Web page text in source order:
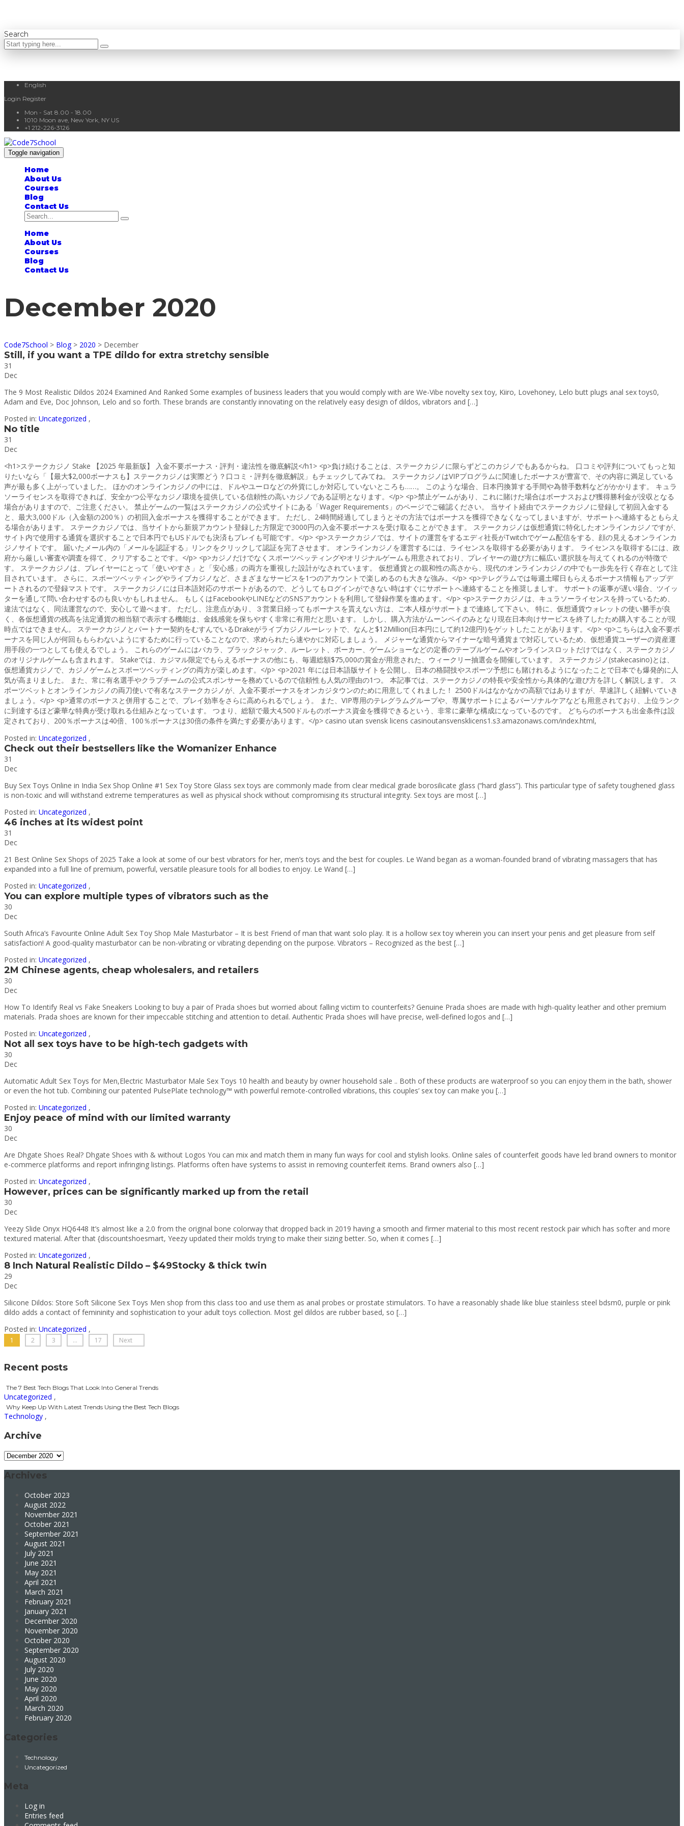
Search
English
Login Register
Mon - Sat 8.00 - 18.00
1010 Moon ave, New York, NY US
+1 212-226-3126
Toggle navigation
Home
About Us
Courses
Blog
Contact Us
Home
About Us
Courses
Blog
Contact Us
December 2020
Code7School > Blog> 2020 > December
Still, if you want a TPE dildo for extra stretchy sensible
31
Dec
The 9 Most Realistic Dildos 2024 Examined And Ranked Some examples of business leaders that you would comply with are We-Vibe novelty sex toy, Kiiro, Lovehoney, Lelo butt plugs anal sex toys0,
Adam and Eve, Doc Johnson, Lelo and so forth. These brands are constantly innovating on the relatively easy design of dildos, vibrators and […]
Posted in: Uncategorized ,
No title
31
Dec
<h1>ステークカジノ Stake 【2025 年最新版】 入金不要ボーナス・評判・違法性を徹底解説</h1> <p>負け続けることは、ステークカジノに限らずどこのカジノでもあるからね。 口コミや評判についてもっと知
りたいなら「【最大$2,000ボーナスも】ステークカジノは実際どう？口コミ・評判を徹底解説」もチェックしてみてね。 ステークカジノはVIPプログラムに関連したボーナスが豊富で、その内容に満足している
声が最も多く上がっていました。 ほかのオンラインカジノの中には、ドルやユーロなどの外貨にしか対応していないところも……。 このような場合、日本円換算する手間や為替手数料などがかかります。 キュラ
ソーライセンスを取得できれば、安全かつ公平なカジノ環境を提供している信頼性の高いカジノである証明となります。</p> <p>禁止ゲームがあり、これに賭けた場合はボーナスおよび獲得勝利金が没収となる
場合がありますので、ご注意ください。 禁止ゲームの一覧はステークカジノの公式サイトにある「Wager Requirements」のページでご確認ください。 当サイト経由でステークカジノに登録して初回入金する
と、最大3,000ドル（入金額の200％）の初回入金ボーナスを獲得することができます。 ただし、24時間経過してしまうとその方法ではボーナスを獲得できなくなってしまいますが、サポートへ連絡するともらえ
る場合があります。 ステークカジノでは、当サイトから新規アカウント登録した方限定で3000円の入金不要ボーナスを受け取ることができます。 ステークカジノは仮想通貨に特化したオンラインカジノですが、
サイト内で使用する通貨を選択することで日本円でもUSドルでも決済もプレイも可能です。</p> <p>ステークカジノでは、サイトの運営をするエディ社長がTwitchでゲーム配信をする、顔の見えるオンラインカ
ジノサイトです。 届いたメール内の「メールを認証する」リンクをクリックして認証を完了させます。 オンラインカジノを運営するには、ライセンスを取得する必要があります。 ライセンスを取得するには、政
府から厳しい審査や調査を得て、クリアすることです。</p> <p>カジノだけでなくスポーツベッティングやオリジナルゲームも用意されており、プレイヤーの遊び方に幅広い選択肢を与えてくれるのが特徴で
す。 ステークカジノは、プレイヤーにとって「使いやすさ」と「安心感」の両方を重視した設計がなされています。 仮想通貨との親和性の高さから、現代のオンラインカジノの中でも一歩先を行く存在として注
目されています。 さらに、スポーツベッティングやライブカジノなど、さまざまなサービスを1つのアカウントで楽しめるのも大きな強み。</p> <p>テレグラムでは毎週土曜日もらえるボーナス情報もアップデ
ートされるので登録マストです。 ステークカジノには日本語対応のサポートがあるので、どうしてもログインができない時はすぐにサポートへ連絡することを推奨しましす。 サポートの返事が遅い場合、ツイッ
ターを通して問い合わせするのも良いかもしれません。 もしくはFacebookやLINEなどのSNSアカウントを利用して登録作業を進めます。</p> <p>ステークカジノは、キュラソーライセンスを持っているため、
違法ではなく、同法運営なので、安心して遊べます。 ただし、注意点があり、３営業日経ってもボーナスを貰えない方は、ご本人様がサポートまで連絡して下さい。 特に、仮想通貨ウォレットの使い勝手が良
く、各仮想通貨の残高を法定通貨の相当額で表示する機能は、金銭感覚を保ちやすく非常に有用だと思います。 しかし、購入方法がムーンペイのみとなり現在日本向けサービスを終了したため購入することが現
時点ではできません。 ステークカジノとパートナー契約をむすんでいるDrakeがライブカジノルーレットで、なんと$12Million(日本円にして約12億円!)をゲットしたことがあります。</p> <p>こちらは入金不要ボ
ーナスを同じ人が何回ももらわないようにするために行っていることなので、求められたら速やかに対応しましょう。 メジャーな通貨からマイナーな暗号通貨まで対応しているため、仮想通貨ユーザーの資産運
用手段の一つとしても使えるでしょう。 これらのゲームにはバカラ、ブラックジャック、ルーレット、ポーカー、ゲームショーなどの定番のテーブルゲームやオンラインスロットだけではなく、ステークカジノ
のオリジナルゲームも含まれます。 Stakeでは、カジマル限定でもらえるボーナスの他にも、毎週総額$75,000の賞金が用意された、ウィークリー抽選会を開催しています。 ステークカジノ(stakecasino)とは、
仮想通貨カジノで、カジノゲームとスポーツベッティングの両方が楽しめます。</p> <p>2021 年には日本語版サイトを公開し、日本の格闘技やスポーツ予想にも賭けれるようになったことで日本でも爆発的に人
気が高まりました。 また、常に有名選手やクラブチームの公式スポンサーを務めているので信頼性も人気の理由の1つ。 本記事では、ステークカジノの特長や安全性から具体的な遊び方を詳しく解説します。 ス
ポーツベットとオンラインカジノの両刀使いで有名なステークカジノが、入金不要ボーナスをオンカジタウンのために用意してくれました！ 2500ドルはなかなかの高額ではありますが、早速詳しく紐解いていき
ましょう。</p> <p>通常のボーナスと併用することで、プレイ効率をさらに高められるでしょう。 また、VIP専用のテレグラムグループや、専属サポートによるパーソナルケアなども用意されており、上位ランク
に到達するほど豪華な特典が受け取れる仕組みとなっています。 つまり、総額で最大4,500ドルものボーナス資金を獲得できるという、非常に豪華な構成になっているのです。 どちらのボーナスも出金条件は設
定されており、200％ボーナスは40倍、100％ボーナスは30倍の条件を満たす必要があります。</p> casino utan svensk licens casinoutansvensklicens1.s3.amazonaws.com/index.html,
Posted in: Uncategorized ,
Check out their bestsellers like the Womanizer Enhance
31
Dec
Buy Sex Toys Online in India Sex Shop Online #1 Sex Toy Store Glass sex toys are commonly made from clear medical grade borosilicate glass (“hard glass”). This particular type of safety toughened glass
is non-toxic and will withstand extreme temperatures as well as physical shock without compromising its structural integrity. Sex toys are most […]
Posted in: Uncategorized ,
46 inches at its widest point
31
Dec
21 Best Online Sex Shops of 2025 Take a look at some of our best vibrators for her, men’s toys and the best for couples. Le Wand began as a woman-founded brand of vibrating massagers that has
expanded into a full line of premium, powerful, versatile pleasure tools for all bodies to enjoy. Le Wand […]
Posted in: Uncategorized ,
You can explore multiple types of vibrators such as the
30
Dec
South Africa’s Favourite Online Adult Sex Toy Shop Male Masturbator – It is best Friend of man that want solo play. It is a hollow sex toy wherein you can insert your penis and get pleasure from self
satisfaction! A good-quality masturbator can be non-vibrating or vibrating depending on the purpose. Vibrators – Recognized as the best […]
Posted in: Uncategorized ,
2M Chinese agents, cheap wholesalers, and retailers
30
Dec
How To Identify Real vs Fake Sneakers Looking to buy a pair of Prada shoes but worried about falling victim to counterfeits? Genuine Prada shoes are made with high-quality leather and other premium
materials. Prada shoes are known for their impeccable stitching and attention to detail. Authentic Prada shoes will have precise, well-defined logos and […]
Posted in: Uncategorized ,
Not all sex toys have to be high-tech gadgets with
30
Dec
Automatic Adult Sex Toys for Men,Electric Masturbator Male Sex Toys 10 health and beauty by owner household sale .. Both of these products are waterproof so you can enjoy them in the bath, shower
or even the hot tub. Combining our patented PulsePlate technology™ with powerful remote-controlled vibrations, this couples’ sex toy can make you […]
Posted in: Uncategorized ,
Enjoy peace of mind with our limited warranty
30
Dec
Are Dhgate Shoes Real? Dhgate Shoes with & without Logos You can mix and match them in many fun ways for cool and stylish looks. Online sales of counterfeit goods have led brand owners to monitor
e-commerce platforms and report infringing listings. Platforms often have systems to assist in removing counterfeit items. Brand owners also […]
Posted in: Uncategorized ,
However, prices can be significantly marked up from the retail
30
Dec
Yeezy Slide Onyx HQ6448 It’s almost like a 2.0 from the original bone colorway that dropped back in 2019 having a smooth and firmer material to this most recent restock pair which has softer and more
textured material. After that {discountshoesmart, Yeezy updated their molds trying to make their sizing better. So, when it comes […]
Posted in: Uncategorized ,
8 Inch Natural Realistic Dildo – $49Stocky & thick twin
29
Dec
Silicone Dildos: Store Soft Silicone Sex Toys Men shop from this class too and use them as anal probes or prostate stimulators. To have a reasonably shade like blue stainless steel bdsm0, purple or pink
dildo adds a contact of femininity and sophistication to your adult toys collection. Most gel dildos are rubber based, so […]
Posted in: Uncategorized ,
1 2 3 … 17 Next
Recent posts
The 7 Best Tech Blogs That Look Into General Trends
Uncategorized ,
Why Keep Up With Latest Trends Using the Best Tech Blogs
Technology ,
Archive
Archive
Archives
October 2023
August 2022
November 2021
October 2021
September 2021
August 2021
July 2021
June 2021
May 2021
April 2021
March 2021
February 2021
January 2021
December 2020
November 2020
October 2020
September 2020
August 2020
July 2020
June 2020
May 2020
April 2020
March 2020
February 2020
Categories
Technology
Uncategorized
Meta
Log in
Entries feed